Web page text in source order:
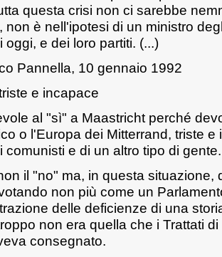
questa crisi non ci sarebbe
non è nell'ipotesi di un ministro
oggi, e dei loro partiti. (...)
Pannella, 10 gennaio 1992
e incapace
al "sì" a Maastricht perché
o l'Europa dei Mitterrand, triste
comunisti e di un altro tipo di gente.
il "no" ma, in questa situazione,
non più come un
delle deficienze di una
non era quella che i Trattati
consegnato.